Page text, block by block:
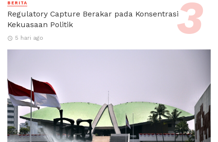
BERITA
Regulatory Capture Berakar pada Konsentrasi
Kekuasaan Politik
5 hari ago